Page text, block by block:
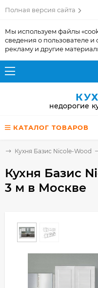
Полная версия сайта
Мы используем файлы
сведения о пользователе
рекламу и другие
недорогие
КАТАЛОГ ТОВАРОВ
Кухня Базис Nicole-Wood
Кухня Базис
3 м в Москве